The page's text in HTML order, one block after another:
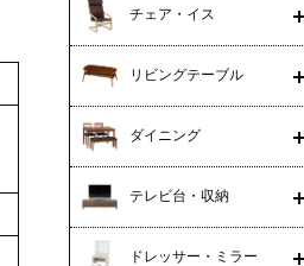
チェア・イス
リビングテーブル
ダイニング
テレビ台・収納
ドレッサー・ミラー